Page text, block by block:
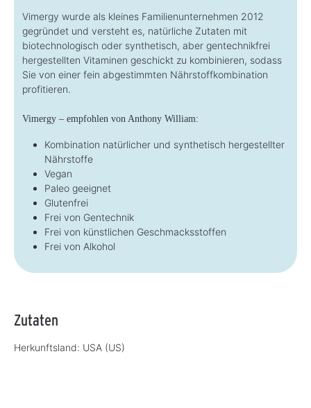
Vimergy wurde als kleines Familienunternehmen 2012
gegründet und versteht es, natürliche Zutaten mit
biotechnologisch oder synthetisch, aber gentechnikfrei
hergestellten Vitaminen geschickt zu kombinieren, sodass
Sie von einer fein abgestimmten Nährstoffkombination
profitieren.
Vimergy – empfohlen von Anthony William:
Kombination natürlicher und synthetisch hergestellter
Nährstoffe
Vegan
Paleo geeignet
Glutenfrei
Frei von Gentechnik
Frei von künstlichen Geschmacksstoffen
Frei von Alkohol
Zutaten
Herkunftsland: USA (US)